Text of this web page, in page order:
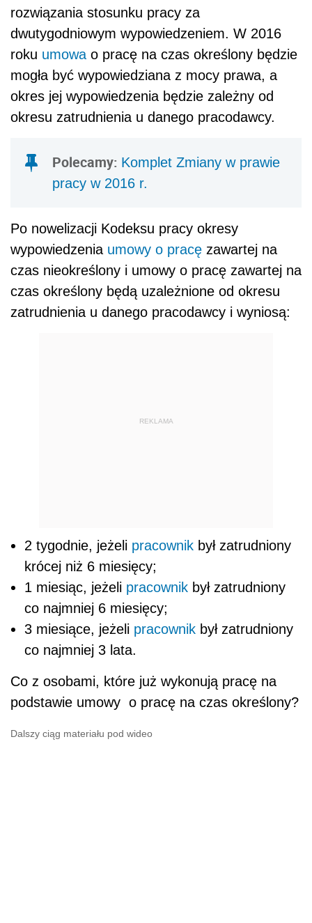
rozwiązania stosunku pracy za
dwutygodniowym wypowiedzeniem. W 2016
roku umowa o pracę na czas określony będzie
mogła być wypowiedziana z mocy prawa, a
okres jej wypowiedzenia będzie zależny od
okresu zatrudnienia u danego pracodawcy.
Polecamy: Komplet Zmiany w prawie
pracy w 2016 r.
Po nowelizacji Kodeksu pracy okresy
wypowiedzenia umowy o pracę zawartej na
czas nieokreślony i umowy o pracę zawartej na
czas określony będą uzależnione od okresu
zatrudnienia u danego pracodawcy i wyniosą:
REKLAMA
2 tygodnie, jeżeli pracownik był zatrudniony
krócej niż 6 miesięcy;
1 miesiąc, jeżeli pracownik był zatrudniony
co najmniej 6 miesięcy;
3 miesiące, jeżeli pracownik był zatrudniony
co najmniej 3 lata.
Co z osobami, które już wykonują pracę na
podstawie umowy o pracę na czas określony?
Dalszy ciąg materiału pod wideo